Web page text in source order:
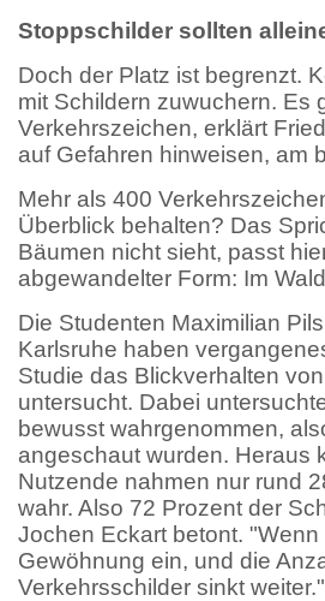
Stoppschilder sollten
Doch der Platz ist begrenzt.
mit Schildern zuwuchern. Es
Verkehrszeichen, erklärt
auf Gefahren hinweisen, am
Mehr als 400
Überblick behalten? Das
Bäumen nicht sieht, passt
abgewandelter Form: Im
Die Studenten Maximilian
Karlsruhe haben
Studie das Blickverhalten
untersucht. Dabei
bewusst wahrgenommen,
angeschaut wurden. Heraus
Nutzende nahmen nur rund
wahr. Also 72 Prozent der
Jochen Eckart betont.
Gewöhnung ein, und die
Verkehrsschilder sinkt weiter."